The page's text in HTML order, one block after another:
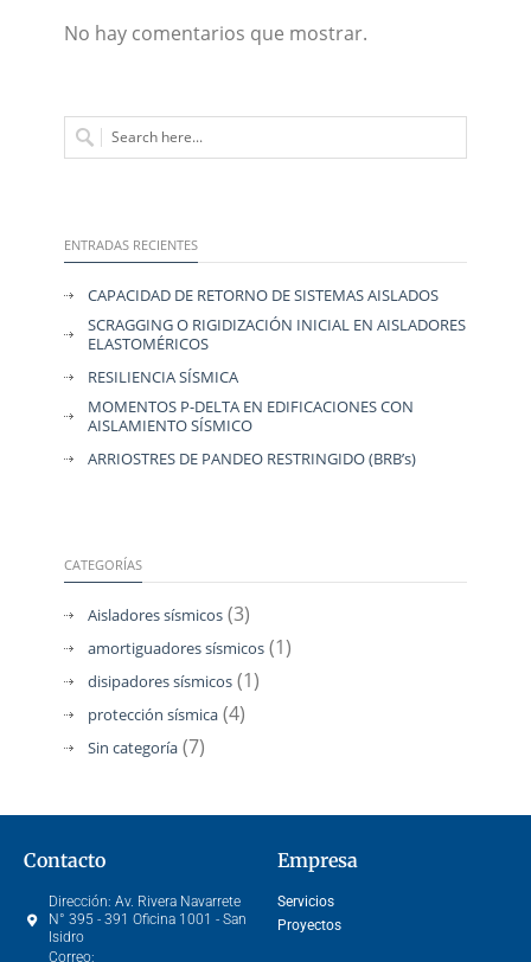
No hay comentarios que mostrar.
ENTRADAS RECIENTES
CAPACIDAD DE RETORNO DE SISTEMAS AISLADOS
SCRAGGING O RIGIDIZACIÓN INICIAL EN AISLADORES
ELASTOMÉRICOS
RESILIENCIA SÍSMICA
MOMENTOS P-DELTA EN EDIFICACIONES CON
AISLAMIENTO SÍSMICO
ARRIOSTRES DE PANDEO RESTRINGIDO (BRB’s)
CATEGORÍAS
Aisladores sísmicos (3)
amortiguadores sísmicos (1)
disipadores sísmicos (1)
protección sísmica (4)
Sin categoría (7)
Contacto
Dirección: Av. Rivera Navarrete
N° 395 - 391 Oficina 1001 - San
Isidro
Correo:
Empresa
Servicios
Proyectos